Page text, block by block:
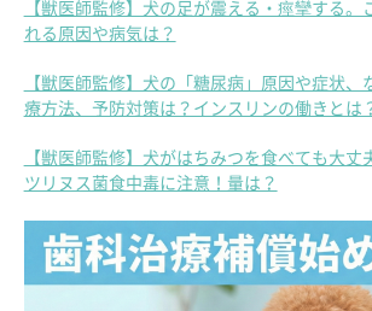
【獣医師監修】犬の足が震える・痙攣する。
れる原因や病気は？
【獣医師監修】犬の「糖尿病」原因や症状、
療方法、予防対策は？インスリンの働きとは
【獣医師監修】犬がはちみつを食べても大丈
ツリヌス菌食中毒に注意！量は？